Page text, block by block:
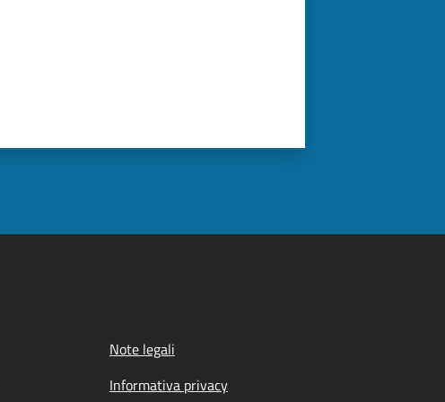
Note legali
Informativa privacy